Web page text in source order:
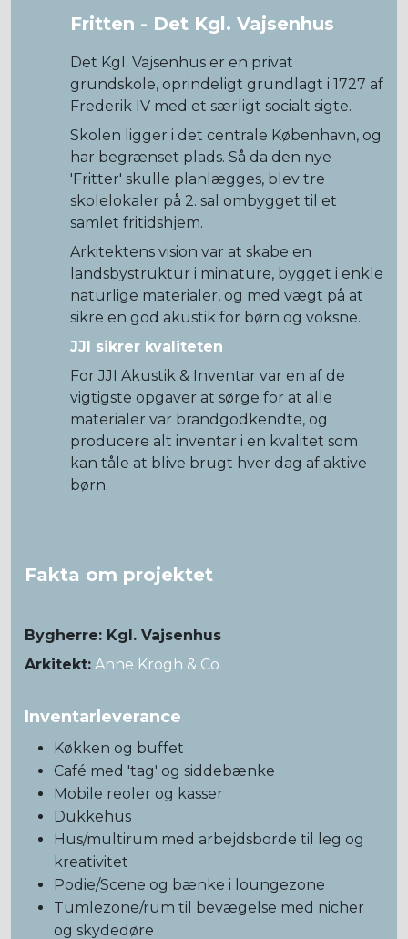
Fritten - Det Kgl. Vajsenhus
Det Kgl. Vajsenhus er en privat
grundskole, oprindeligt grundlagt i 1727 af
Frederik IV med et særligt socialt sigte.
Skolen ligger i det centrale København, og
har begrænset plads. Så da den nye
'Fritter' skulle planlægges, blev tre
skolelokaler på 2. sal ombygget til et
samlet fritidshjem.
Arkitektens vision var at skabe en
landsbystruktur i miniature, bygget i enkle
naturlige materialer, og med vægt på at
sikre en god akustik for børn og voksne.
JJI sikrer kvaliteten
For JJI Akustik & Inventar var en af de
vigtigste opgaver at sørge for at alle
materialer var brandgodkendte, og
producere alt inventar i en kvalitet som
kan tåle at blive brugt hver dag af aktive
børn.
Fakta om projektet
Bygherre: Kgl. Vajsenhus
Arkitekt: Anne Krogh & Co
Inventarleverance
Køkken og buffet
Café med 'tag' og siddebænke
Mobile reoler og kasser
Dukkehus
Hus/multirum med arbejdsborde til leg og
kreativitet
Podie/Scene og bænke i loungezone
Tumlezone/rum til bevægelse med nicher
og skydedøre